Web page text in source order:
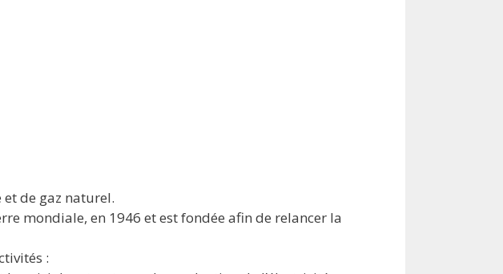
et de gaz naturel.
mondiale, en 1946 et est fondée afin de relancer la
: